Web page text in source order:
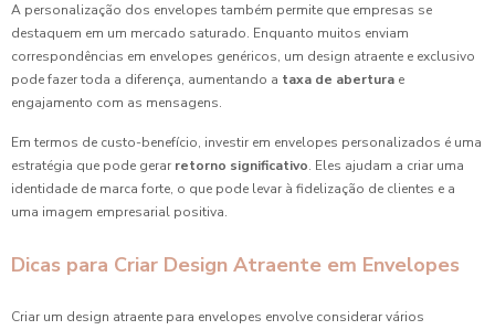
A personalização dos envelopes também permite que empresas se
destaquem em um mercado saturado. Enquanto muitos enviam
correspondências em envelopes genéricos, um design atraente e exclusivo
pode fazer toda a diferença, aumentando a taxa de abertura e
engajamento com as mensagens.
Em termos de custo-benefício, investir em envelopes personalizados é uma
estratégia que pode gerar retorno significativo. Eles ajudam a criar uma
identidade de marca forte, o que pode levar à fidelização de clientes e a
uma imagem empresarial positiva.
Dicas para Criar Design Atraente em Envelopes
Criar um design atraente para envelopes envolve considerar vários